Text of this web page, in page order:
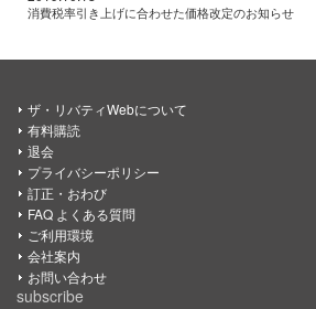
消費税率引き上げに合わせた価格改定のお知らせ
ザ・リバティWebについて
有料購読
退会
プライバシーポリシー
訂正・おわび
FAQ よくある質問
ご利用環境
会社案内
お問い合わせ
subscribe